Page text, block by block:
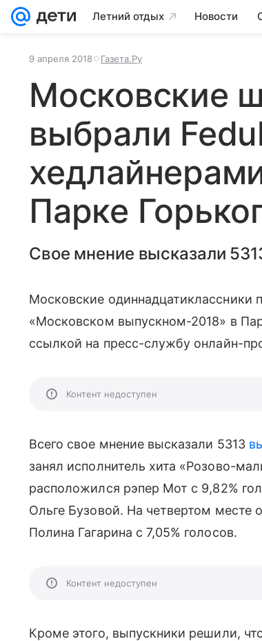
Летний отдых Новости
9 апреля 2018 Газета.Ру
Московские
выбрали
Парке
Свое мнение высказали
Московские одиннадцатиклассники
«Московском выпускном-2018» в
ссылкой на пресс-службу онлайн-
Контент недоступен
Всего свое мнение высказали 5313
занял исполнитель хита «Розово-
расположился рэпер Мот с 9,82%
Ольге Бузовой. На четвертом месте
Полина Гагарина с 7,05% голосов.
Контент недоступен
Кроме этого, выпускники решили,